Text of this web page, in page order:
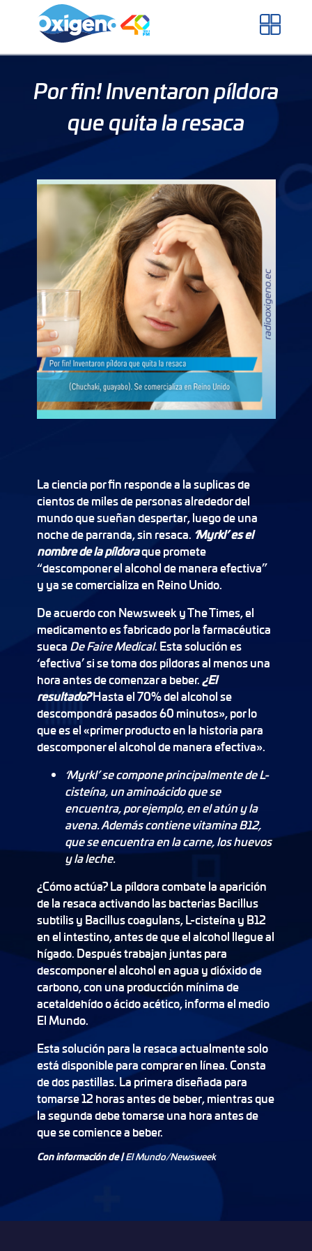
Por fin! Inventaron píldora
que quita la resaca
La ciencia por fin responde a la suplicas de
cientos de miles de personas alrededor del
mundo que sueñan despertar, luego de una
noche de parranda, sin resaca. ‘Myrkl’ es el
nombre de la píldoraque promete
“descomponer el alcohol de manera efectiva”
y ya se comercializa en Reino Unido.
De acuerdo con Newsweek y The Times, el
medicamento es fabricado por la farmacéutica
sueca De Faire Medical. Esta solución es
‘efectiva’ si se toma dos píldoras al menos una
hora antes de comenzar a beber.¿El
resultado?Hasta el 70% del alcohol se
descompondrá pasados 60 minutos», por lo
que es el «primer producto en la historia para
descomponer el alcohol de manera efectiva».
‘Myrkl’ se compone principalmente de L-
cisteína, un aminoácido que se
encuentra, por ejemplo, en el atún y la
avena. Además contiene vitamina B12,
que se encuentra en la carne, los huevos
y la leche.
¿Cómo actúa? La píldora combate la aparición
de la resaca activando las bacterias Bacillus
subtilis y Bacillus coagulans, L-cisteína y B12
en el intestino, antes de que el alcohol llegue al
hígado. Después trabajan juntas para
descomponer el alcohol en agua y dióxido de
carbono, con una producción mínima de
acetaldehído o ácido acético, informa el medio
El Mundo.
Esta solución para la resaca actualmente solo
está disponible para comprar en línea. Consta
de dos pastillas. La primera diseñada para
tomarse 12 horas antes de beber, mientras que
la segunda debe tomarse una hora antes de
que se comience a beber.
Con información de |El Mundo/Newsweek